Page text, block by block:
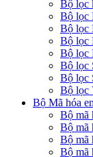
Bộ lọc
Bộ lọc
Bộ lọc
Bộ lọc
Bộ lọc
Bộ lọc
Bộ lọc
Bộ lọc
Bộ Mã hóa
Bộ mã
Bộ mã
Bộ mã
Bộ mã